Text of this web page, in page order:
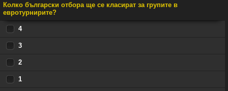
Колко български отбора ще се класират за групите в
евротурнирите?
4
3
2
1